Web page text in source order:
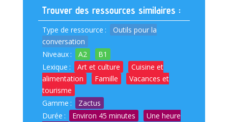
Trouver des ressources similaires :
Type de ressource :
Outils pour la
conversation
Niveaux : A2
B1
Lexique : Art et culture
Cuisine et
alimentation
Famille
Vacances et
tourisme
Gamme :
Zactus
Durée : Environ 45 minutes
Une heure